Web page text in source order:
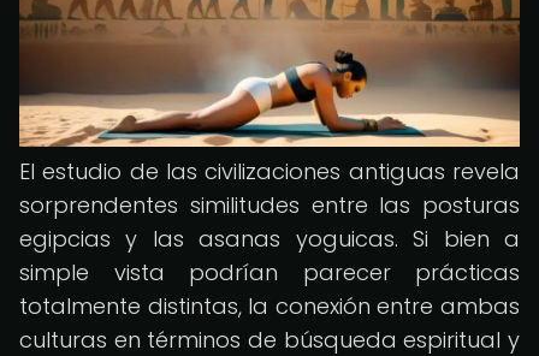
El estudio de las civilizaciones antiguas revela
sorprendentes similitudes entre las posturas
egipcias y las asanas yoguicas. Si bien a
simple vista podrían parecer prácticas
totalmente distintas, la conexión entre ambas
culturas en términos de búsqueda espiritual y